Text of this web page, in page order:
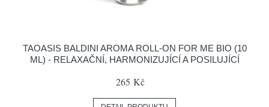
TAOASIS BALDINI AROMA ROLL-ON FOR ME BIO (10
ML) - RELAXAČNÍ, HARMONIZUJÍCÍ A POSILUJÍCÍ
265 Kč